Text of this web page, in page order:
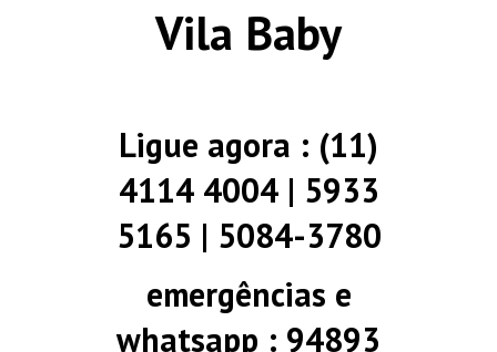
Vila Baby
Ligue agora : (11)
4114 4004 | 5933
5165 | 5084-3780
emergências e
whatsapp : 94893